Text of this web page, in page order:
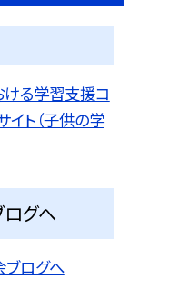
る学習支援コ
イト（子供の学
グへ
ログへ